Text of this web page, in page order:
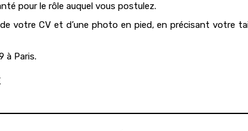
pour le rôle auquel vous postulez.
votre CV et d’une photo en pied, en précisant votre
à Paris.